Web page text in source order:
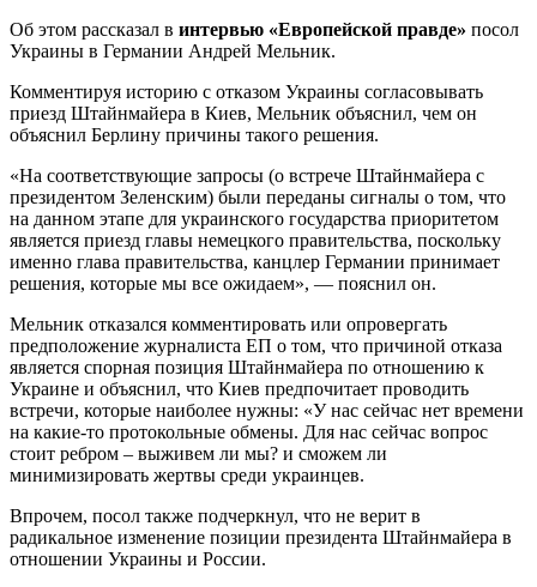
Об этом рассказал в интервью «Европейской правде» посол
Украины в Германии Андрей Мельник.
Комментируя историю с отказом Украины согласовывать
приезд Штайнмайера в Киев, Мельник объяснил, чем он
объяснил Берлину причины такого решения.
«На соответствующие запросы (о встрече Штайнмайера с
президентом Зеленским) были переданы сигналы о том, что
на данном этапе для украинского государства приоритетом
является приезд главы немецкого правительства, поскольку
именно глава правительства, канцлер Германии принимает
решения, которые мы все ожидаем», — пояснил он.
Мельник отказался комментировать или опровергать
предположение журналиста ЕП о том, что причиной отказа
является спорная позиция Штайнмайера по отношению к
Украине и объяснил, что Киев предпочитает проводить
встречи, которые наиболее нужны: «У нас сейчас нет времени
на какие-то протокольные обмены. Для нас сейчас вопрос
стоит ребром – выживем ли мы? и сможем ли
минимизировать жертвы среди украинцев.
Впрочем, посол также подчеркнул, что не верит в
радикальное изменение позиции президента Штайнмайера в
отношении Украины и России.